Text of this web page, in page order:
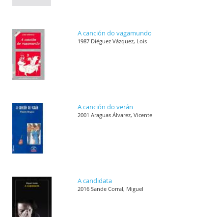
A canción do vagamundo
1987 Diéguez Vázquez, Lois
A canción do verán
2001 Araguas Álvarez, Vicente
A candidata
2016 Sande Corral, Miguel